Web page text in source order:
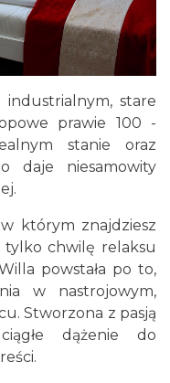
stare
prawie 100 -
stanie oraz
daje niesamowity
którym znajdziesz
tylko chwilę relaksu
powstała po to,
w nastrojowym,
Stworzona z pasją
dążenie do